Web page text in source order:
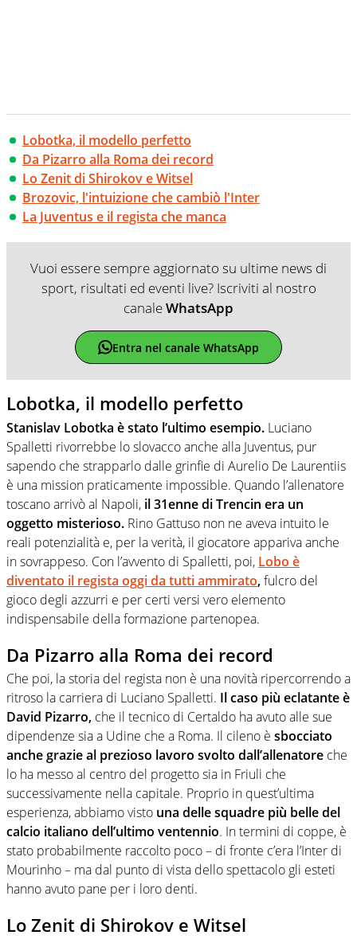
Lobotka, il modello perfetto
Da Pizarro alla Roma dei record
Lo Zenit di Shirokov e Witsel
Brozovic, l'intuizione che cambiò l'Inter
La Juventus e il regista che manca
Vuoi essere sempre aggiornato su ultime news di
sport, risultati ed eventi live? Iscriviti al nostro
canaleWhatsApp
Entra nel canale WhatsApp
Lobotka, il modello perfetto
Stanislav Lobotka è stato l’ultimo esempio. Luciano
Spalletti rivorrebbe lo slovacco anche alla Juventus, pur
sapendo che strapparlo dalle grinfie di Aurelio De Laurentiis
è una mission praticamente impossible. Quando l’allenatore
toscano arrivò al Napoli, il 31enne di Trencin era un
oggetto misterioso. Rino Gattuso non ne aveva intuito le
reali potenzialità e, per la verità, il giocatore appariva anche
in sovrappeso. Con l’avvento di Spalletti, poi, Lobo è
diventato il regista oggi da tutti ammirato,fulcro del
gioco degli azzurri e per certi versi vero elemento
indispensabile della formazione partenopea.
Da Pizarro alla Roma dei record
Che poi, la storia del regista non è una novità ripercorrendo a
ritroso la carriera di Luciano Spalletti. Il caso più eclatante è
David Pizarro, che il tecnico di Certaldo ha avuto alle sue
dipendenze sia a Udine che a Roma. Il cileno è sbocciato
anche grazie al prezioso lavoro svolto dall’allenatore che
lo ha messo al centro del progetto sia in Friuli che
successivamente nella capitale. Proprio in quest’ultima
esperienza, abbiamo visto una delle squadre più belle del
calcio italiano dell’ultimo ventennio. In termini di coppe, è
stato probabilmente raccolto poco – di fronte c’era l’Inter di
Mourinho – ma dal punto di vista dello spettacolo gli esteti
hanno avuto pane per i loro denti.
Lo Zenit di Shirokov e Witsel